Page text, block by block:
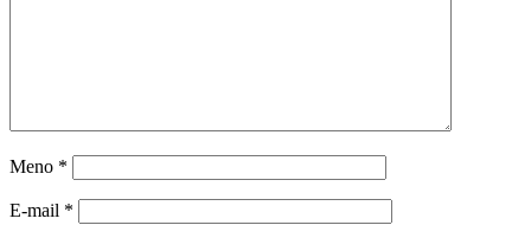
Meno *
E-mail *